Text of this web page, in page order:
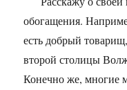
обогащения.
есть добрый
второй столицы
Конечно же, многие